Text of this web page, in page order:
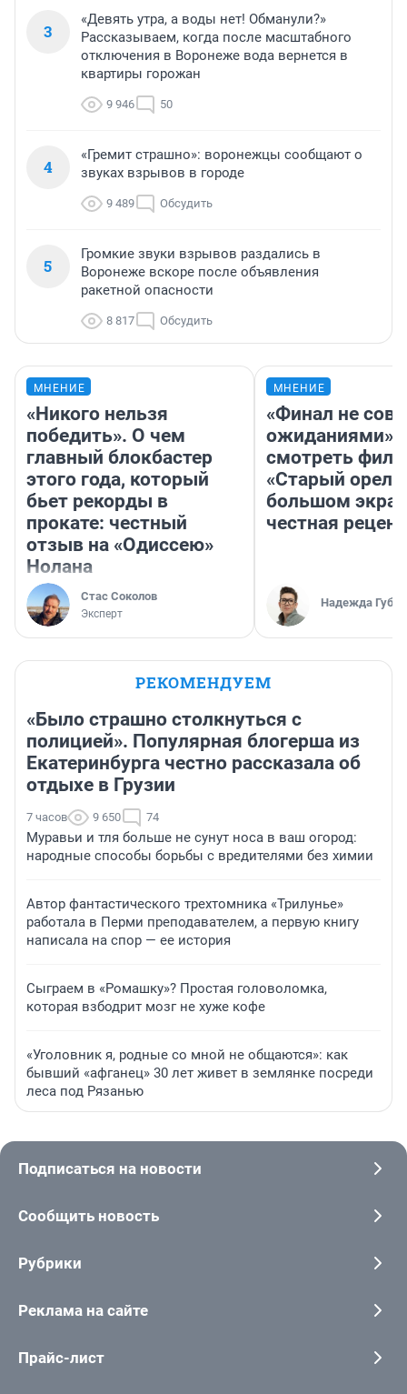
3
«Девять утра, а воды нет! Обманули?»
Рассказываем, когда после масштабного
отключения в Воронеже вода вернется в
квартиры горожан
9 946 50
4
«Гремит страшно»: воронежцы сообщают о
звуках взрывов в городе
9 489 Обсудить
5
Громкие звуки взрывов раздались в
Воронеже вскоре после объявления
ракетной опасности
8 817 Обсудить
МНЕНИЕ
«Никого нельзя
победить». О чем
главный блокбастер
этого года, который
бьет рекорды в
прокате: честный
отзыв на «Одиссею»
Нолана
Стас Соколов
Эксперт
МНЕНИЕ
«Финал не
ожиданиями»:
смотреть
«Старый орел»
большом
честная
Надежда
РЕКОМЕНДУЕМ
«Было страшно столкнуться с
полицией». Популярная блогерша из
Екатеринбурга честно рассказала об
отдыхе в Грузии
7 часов 9 650 74
Муравьи и тля больше не сунут носа в ваш огород:
народные способы борьбы с вредителями без химии
Автор фантастического трехтомника «Трилунье»
работала в Перми преподавателем, а первую книгу
написала на спор — ее история
Сыграем в «Ромашку»? Простая головоломка,
которая взбодрит мозг не хуже кофе
«Уголовник я, родные со мной не общаются»: как
бывший «афганец» 30 лет живет в землянке посреди
леса под Рязанью
Подписаться на новости
Сообщить новость
Рубрики
Реклама на сайте
Прайс-лист